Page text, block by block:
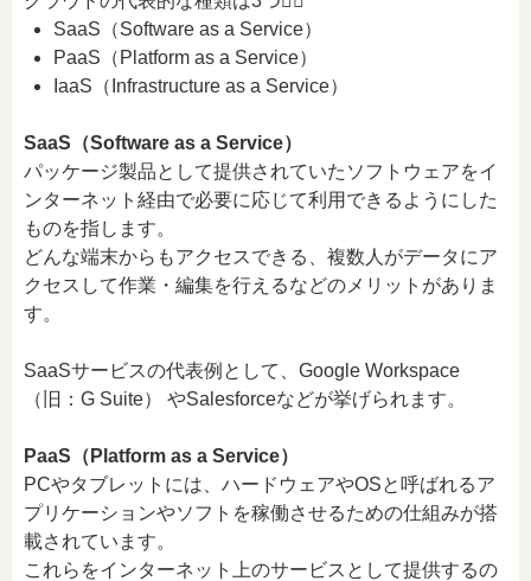
SaaS（Software as a Service）
PaaS（Platform as a Service）
IaaS（Infrastructure as a Service）
SaaS（Software as a Service）
パッケージ製品として提供されていたソフトウェアをイ
ンターネット経由で必要に応じて利用できるようにした
ものを指します。
どんな端末からもアクセスできる、複数人がデータにア
クセスして作業・編集を行えるなどのメリットがありま
す。
SaaSサービスの代表例として、Google Workspace
（旧：G Suite） やSalesforceなどが挙げられます。
PaaS（Platform as a Service）
PCやタブレットには、ハードウェアやOSと呼ばれるア
プリケーションやソフトを稼働させるための仕組みが搭
載されています。
これらをインターネット上のサービスとして提供するの